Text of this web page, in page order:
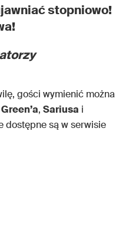
stopniowo!
gości wymienić można
Green’a, Sariusa i
dostępne są w serwisie